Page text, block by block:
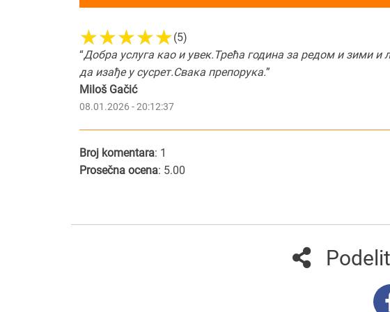
(5)
“Добра услуга као и увек.Трећа година за редом и зими
да изађе у сусрет.Свака препорука.”
Miloš Gačić
08.01.2026 - 20:12:37
Broj komentara: 1
Prosečna ocena: 5.00